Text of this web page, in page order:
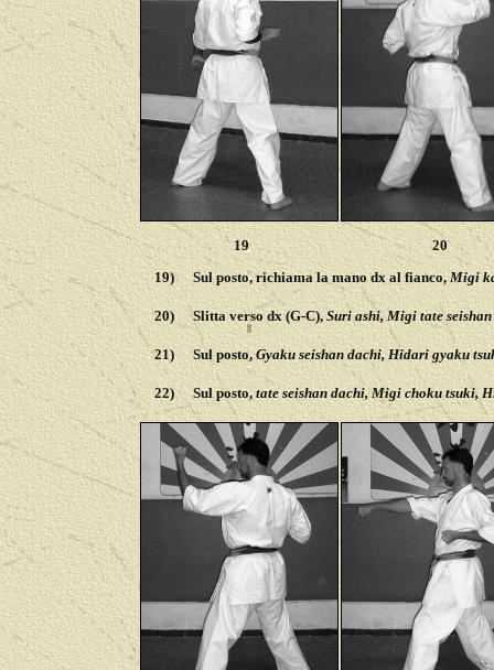
19
20
19)
Sul posto, richiama la mano dx al fianco, Migi
20) Slitta verso dx (G-C), Suri ashi, Migi tate
21) Sul posto,Gyaku seishan dachi, Hidari gyaku
22) Sul posto, tate seishan dachi, Migi choku tsuki,